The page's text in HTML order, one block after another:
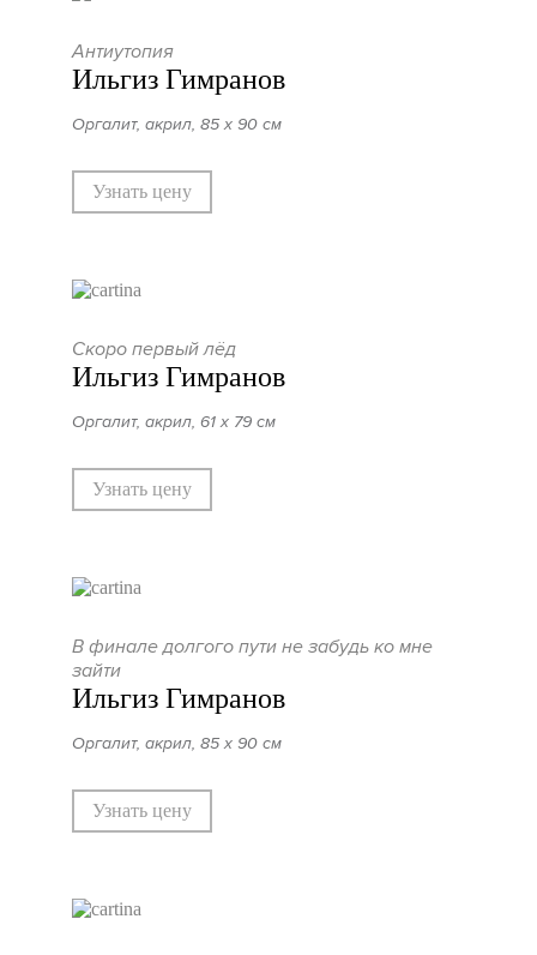
Антиутопия
Ильгиз Гимранов
Оргалит, акрил, 85 х 90 см
Узнать цену
Скоро первый лёд
Ильгиз Гимранов
Оргалит, акрил, 61 х 79 см
Узнать цену
В финале долгого пути не забудь ко мне
зайти
Ильгиз Гимранов
Оргалит, акрил, 85 х 90 см
Узнать цену